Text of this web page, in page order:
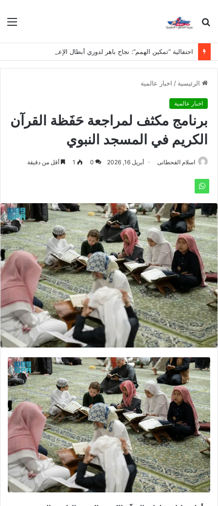
بحث
الرئيسية / اخبار عالمية
اخبار عالمية
برنامج مكثف لمراجعة حَفَظة القرآن
الكريم في المسجد النبوي
اسلام القحطانى أبريل 16, 2026 0
1 أقل من دقيقة